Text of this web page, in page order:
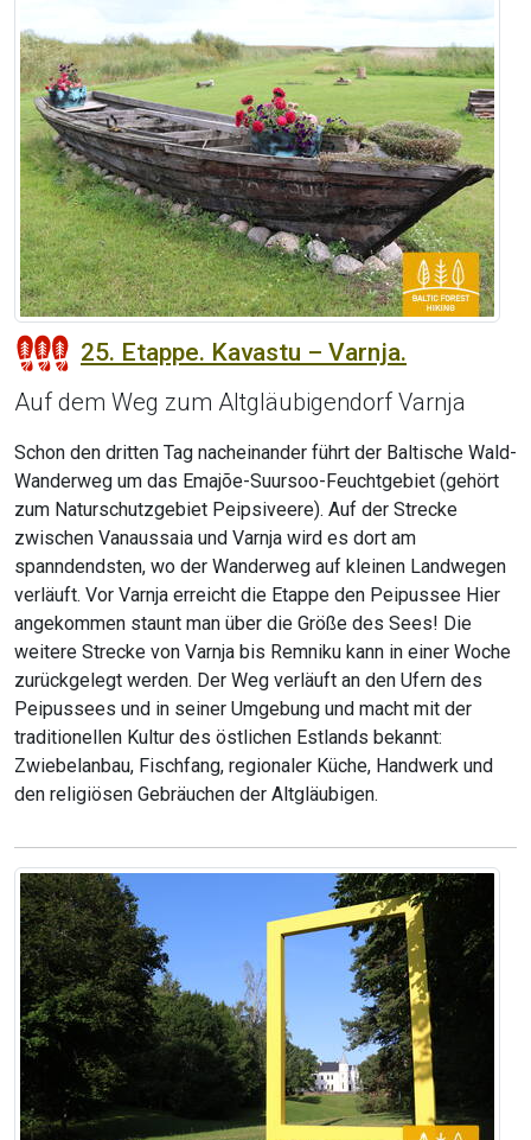
25. Etappe. Kavastu – Varnja.
Auf dem Weg zum Altgläubigendorf Varnja
Schon den dritten Tag nacheinander führt der Baltische Wald-
Wanderweg um das Emajõe-Suursoo-Feuchtgebiet (gehört
zum Naturschutzgebiet Peipsiveere). Auf der Strecke
zwischen Vanaussaia und Varnja wird es dort am
spanndendsten, wo der Wanderweg auf kleinen Landwegen
verläuft. Vor Varnja erreicht die Etappe den Peipussee Hier
angekommen staunt man über die Größe des Sees! Die
weitere Strecke von Varnja bis Remniku kann in einer Woche
zurückgelegt werden. Der Weg verläuft an den Ufern des
Peipussees und in seiner Umgebung und macht mit der
traditionellen Kultur des östlichen Estlands bekannt:
Zwiebelanbau, Fischfang, regionaler Küche, Handwerk und
den religiösen Gebräuchen der Altgläubigen.